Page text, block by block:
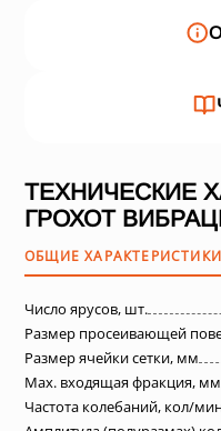
ТЕХНИЧЕСКИЕ
ГРОХОТ
ОБЩИЕ ХАРАКТЕРИСТИКИ
Число ярусов, шт.
Размер просеивающей
Размер ячейки сетки, мм
Max. входящая фракция, мм
Частота колебаний, кол/